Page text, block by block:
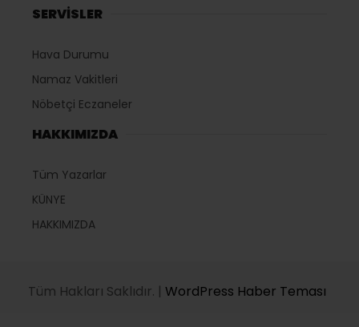
SERVİSLER
Hava Durumu
Namaz Vakitleri
Nöbetçi Eczaneler
HAKKIMIZDA
Tüm Yazarlar
KÜNYE
HAKKIMIZDA
Tüm Hakları Saklıdır. | WordPress Haber Teması